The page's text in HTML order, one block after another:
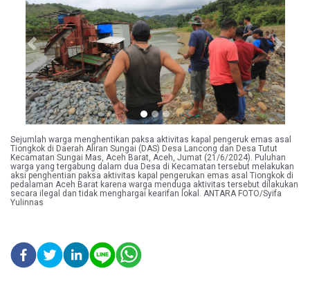
Previous Next
Sejumlah warga menghentikan paksa aktivitas kapal pengeruk emas asal
Tiongkok di Daerah Aliran Sungai (DAS) Desa Lancong dan Desa Tutut
Kecamatan Sungai Mas, Aceh Barat, Aceh, Jumat (21/6/2024). Puluhan
warga yang tergabung dalam dua Desa di Kecamatan tersebut melakukan
aksi penghentian paksa aktivitas kapal pengerukan emas asal Tiongkok di
pedalaman Aceh Barat karena warga menduga aktivitas tersebut dilakukan
secara ilegal dan tidak menghargai kearifan lokal. ANTARA FOTO/Syifa
Yulinnas